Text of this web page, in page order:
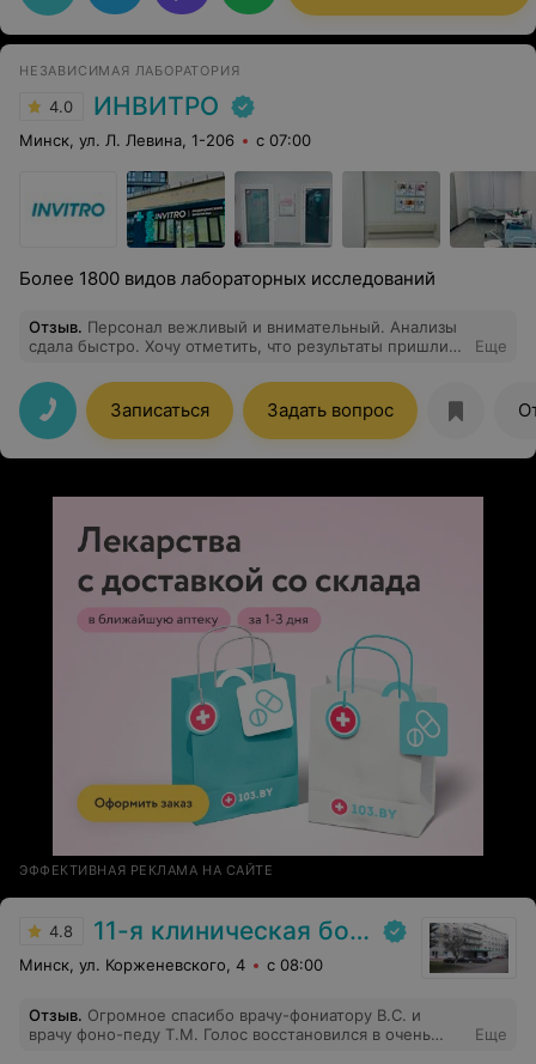
НЕЗАВИСИМАЯ ЛАБОРАТОРИЯ
4.0 ИНВИТРО
Минск, ул. Л. Левина, 1-206 с 07:00
Более 1800 видов лабораторных исследований
Отзыв. Персонал вежливый и внимательный. Анализы
сдала быстро. Хочу отметить, что результаты пришли
В общем, всё прошло на высшем уровне. Очень
довольна обслуживанием в Инвитро. Рекомендую
Еще
Записаться Задать вопрос
ЭФФЕКТИВНАЯ РЕКЛАМА НА САЙТЕ
4.8 11-я клиническая больница
Минск, ул. Корженевского, 4 с 08:00
Отзыв. Огромное спасибо врачу-фониатору В.С. и
врачу фоно-педу Т.М. Голос восстановился в очень
Еще